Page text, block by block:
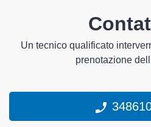
Un tecnico qualificato
prenotazione